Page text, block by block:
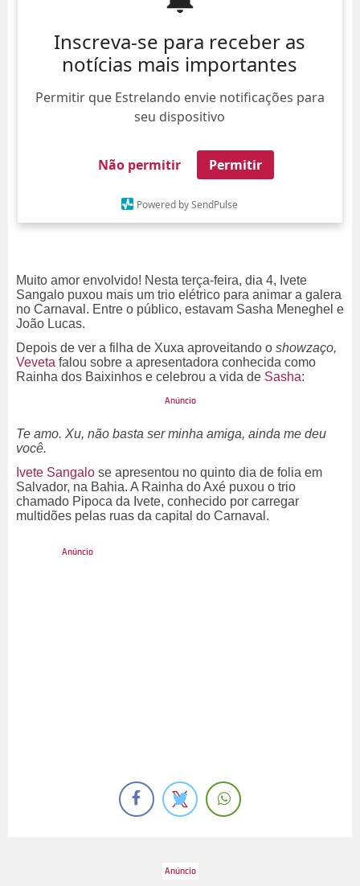
Inscreva-se para receber as
notícias mais importantes
Permitir que Estrelando envie notificações para
seu dispositivo
Não permitir Permitir
Powered by SendPulse
08/Ago/
Muito amor envolvido! Nesta terça-feira, dia 4, Ivete
Sangalo puxou mais um trio elétrico para animar a galera
no Carnaval. Entre o público, estavam Sasha Meneghel e
João Lucas.
Depois de ver a filha de Xuxa aproveitando o showzaço,
Veveta falou sobre a apresentadora conhecida como
Rainha dos Baixinhos e celebrou a vida de Sasha:
Te amo. Xu, não basta ser minha amiga, ainda me deu
você.
Ivete Sangalo se apresentou no quinto dia de folia em
Salvador, na Bahia. A Rainha do Axé puxou o trio
chamado Pipoca da Ivete, conhecido por carregar
multidões pelas ruas da capital do Carnaval.